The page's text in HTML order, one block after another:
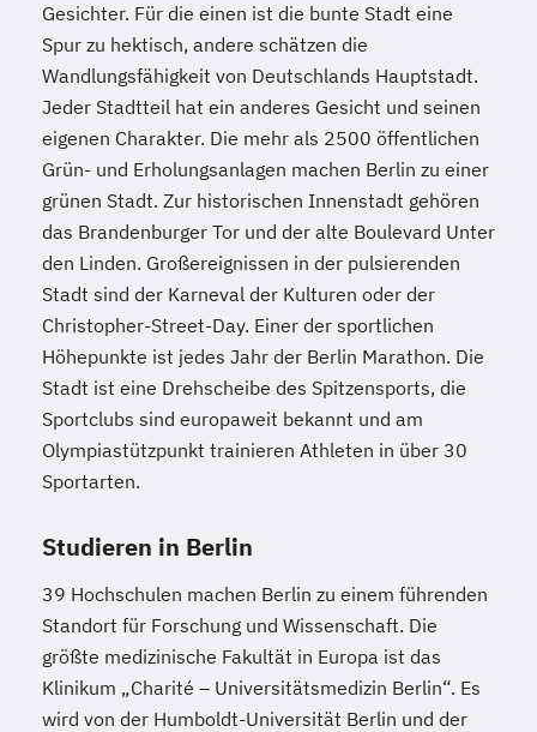
Gesichter. Für die einen ist die bunte Stadt eine
Spur zu hektisch, andere schätzen die
Wandlungsfähigkeit von Deutschlands Hauptstadt.
Jeder Stadtteil hat ein anderes Gesicht und seinen
eigenen Charakter. Die mehr als 2500 öffentlichen
Grün- und Erholungsanlagen machen Berlin zu einer
grünen Stadt. Zur historischen Innenstadt gehören
das Brandenburger Tor und der alte Boulevard Unter
den Linden. Großereignissen in der pulsierenden
Stadt sind der Karneval der Kulturen oder der
Christopher-Street-Day. Einer der sportlichen
Höhepunkte ist jedes Jahr der Berlin Marathon. Die
Stadt ist eine Drehscheibe des Spitzensports, die
Sportclubs sind europaweit bekannt und am
Olympiastützpunkt trainieren Athleten in über 30
Sportarten.
Studieren in Berlin
39 Hochschulen machen Berlin zu einem führenden
Standort für Forschung und Wissenschaft. Die
größte medizinische Fakultät in Europa ist das
Klinikum „Charité – Universitätsmedizin Berlin“. Es
wird von der Humboldt-Universität Berlin und der